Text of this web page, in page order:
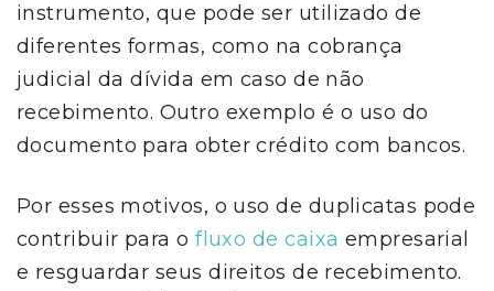
instrumento, que pode ser utilizado de
diferentes formas, como na cobrança
judicial da dívida em caso de não
recebimento. Outro exemplo é o uso do
documento para obter crédito com bancos.
Por esses motivos, o uso de duplicatas pode
contribuir para ofluxo de caixa empresarial
e resguardar seus direitos de recebimento.